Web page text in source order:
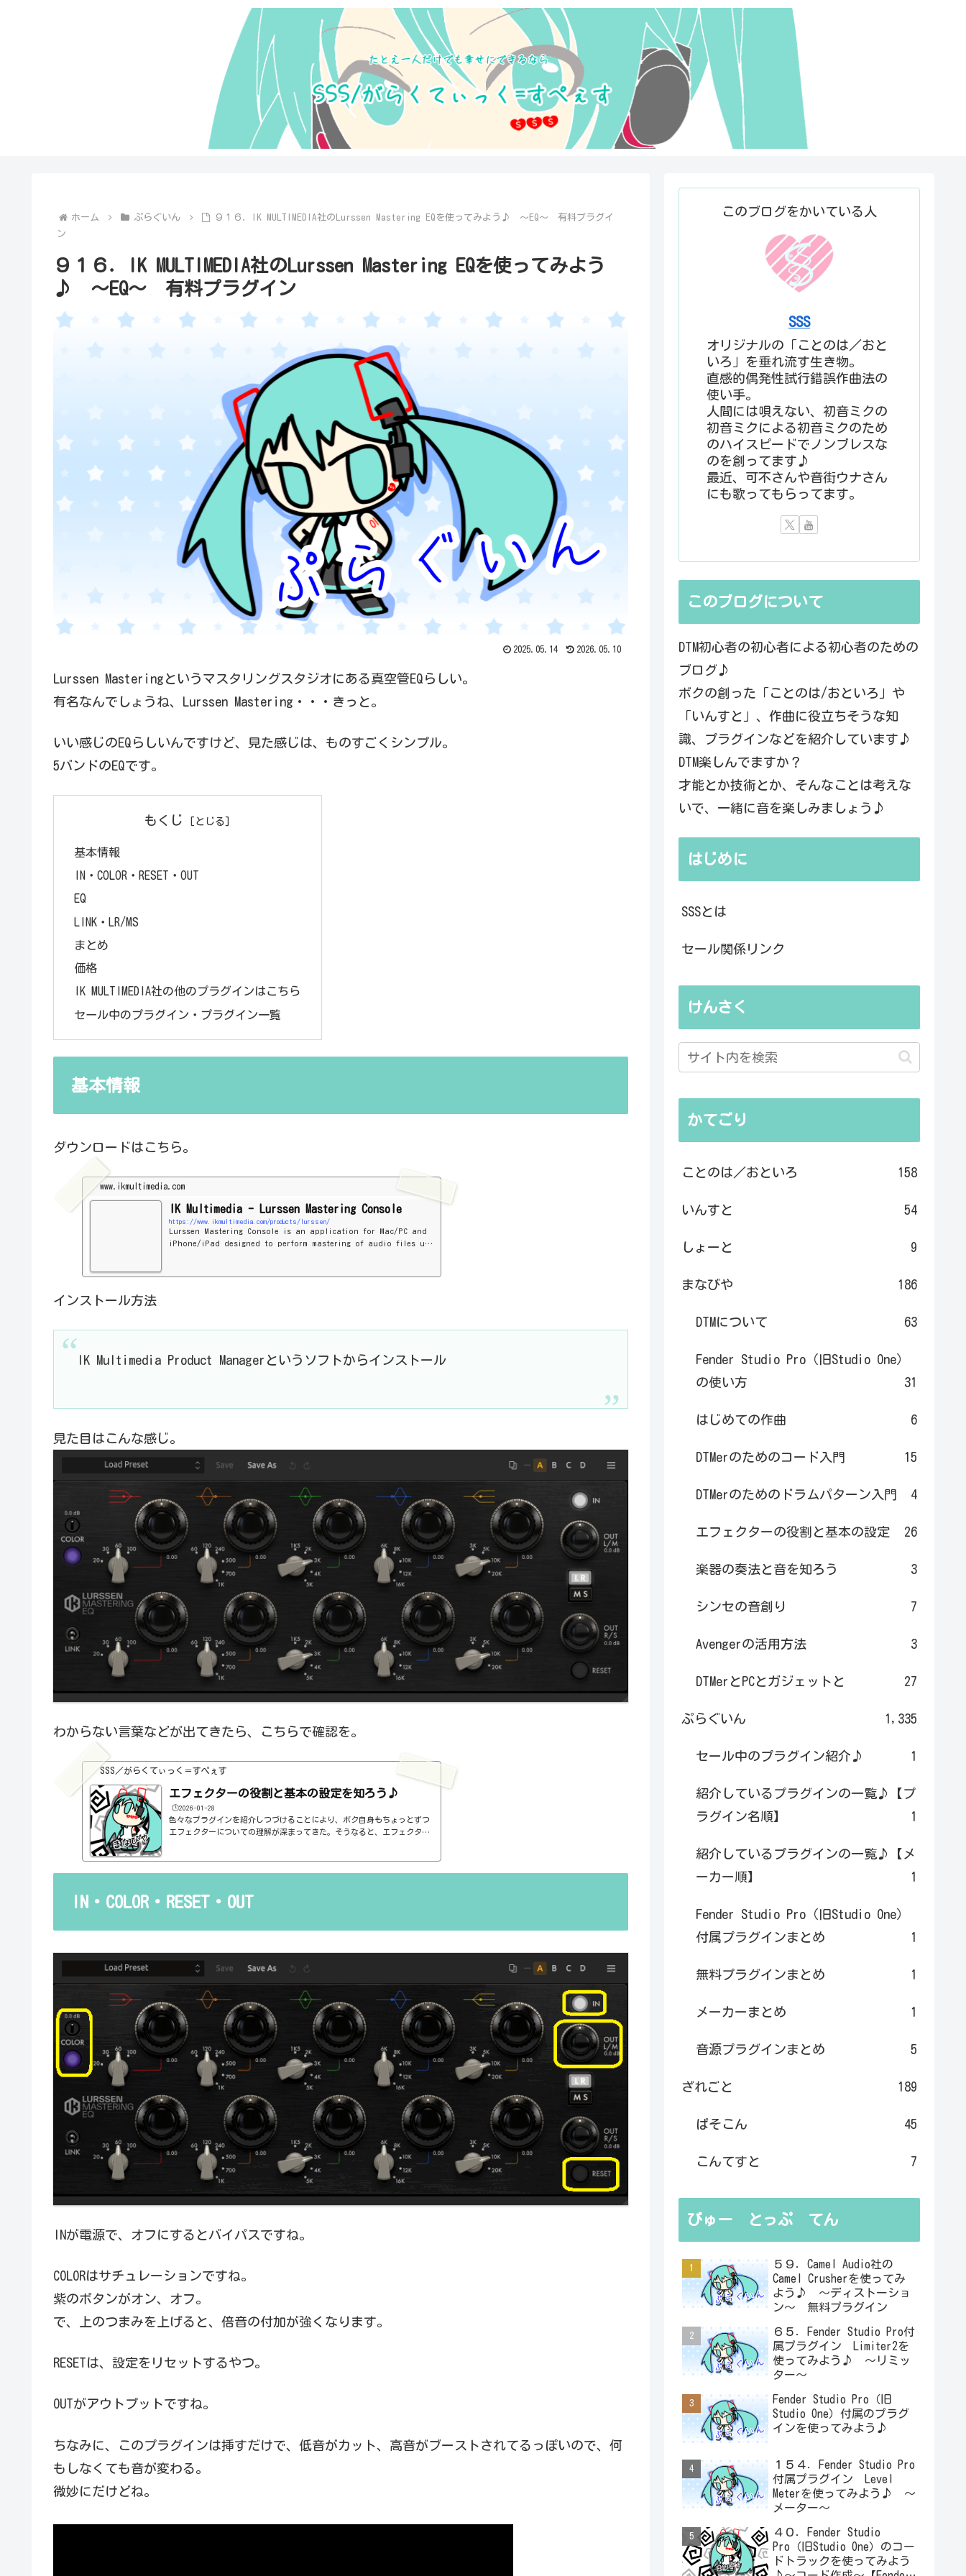
ホーム ぷらぐいん
９１６．IK MULTIMEDIA社のLurssen Mastering EQを使ってみよう♪ ～EQ～ 有料プラグイ
ン
９１６．IK MULTIMEDIA社のLurssen Mastering EQを使ってみよう
♪ ～EQ～ 有料プラグイン
2025.05.14 2026.05.10
Lurssen Masteringというマスタリングスタジオにある真空管EQらしい。
有名なんでしょうね、Lurssen Mastering・・・きっと。
いい感じのEQらしいんですけど、見た感じは、ものすごくシンプル。
5バンドのEQです。
もくじ
基本情報
IN・COLOR・RESET・OUT
EQ
LINK・LR/MS
まとめ
価格
IK MULTIMEDIA社の他のプラグインはこちら
セール中のプラグイン・プラグイン一覧
基本情報
ダウンロードはこちら。
www.ikmultimedia.com
IK Multimedia - Lurssen Mastering Console
https://www.ikmultimedia.com/products/lurssen/
Lurssen Mastering Console is an application for Mac/PC and
iPhone/iPad designed to perform mastering of audio files usi
インストール方法
IK Multimedia Product Managerというソフトからインストール
見た目はこんな感じ。
わからない言葉などが出てきたら、こちらで確認を。
SSS／がらくてぃっく＝すぺぇす
エフェクターの役割と基本の設定を知ろう♪
🕒️2026-01-28
色々なプラグインを紹介しつづけることにより、ボク自身もちょっとずつ
エフェクターについての理解が深まってきた。そうなると、エフェクター
説明を毎回書くのも、それはそれで面倒くさい、・・・情報過多で、見に
くいですよね。ということで、基本的な...
IN・COLOR・RESET・OUT
INが電源で、オフにするとバイパスですね。
COLORはサチュレーションですね。
紫のボタンがオン、オフ。
で、上のつまみを上げると、倍音の付加が強くなります。
RESETは、設定をリセットするやつ。
OUTがアウトプットですね。
ちなみに、このプラグインは挿すだけで、低音がカット、高音がブーストされてるっぽいので、何
もしなくても音が変わる。
微妙にだけどね。
このブログをかいている人
SSS
オリジナルの「ことのは／おと
いろ」を垂れ流す生き物。
直感的偶発性試行錯誤作曲法の
使い手。
人間には唄えない、初音ミクの
初音ミクによる初音ミクのため
のハイスピードでノンブレスな
のを創ってます♪
最近、可不さんや音街ウナさん
にも歌ってもらってます。
このブログについて
DTM初心者の初心者による初心者のための
ブログ♪
ボクの創った「ことのは/おといろ」や
「いんすと」、作曲に役立ちそうな知
識、プラグインなどを紹介しています♪
DTM楽しんでますか？
才能とか技術とか、そんなことは考えな
いで、一緒に音を楽しみましょう♪
はじめに
SSSとは
セール関係リンク
けんさく
かてごり
ことのは／おといろ 158
いんすと 54
しょーと 9
まなびや 186
DTMについて 63
Fender Studio Pro（旧Studio One）
の使い方
31
はじめての作曲 6
DTMerのためのコード入門 15
DTMerのためのドラムパターン入門 4
エフェクターの役割と基本の設定 26
楽器の奏法と音を知ろう 3
シンセの音創り 7
Avengerの活用方法 3
DTMerとPCとガジェットと 27
ぷらぐいん 1,335
セール中のプラグイン紹介♪ 1
紹介しているプラグインの一覧♪【プ
ラグイン名順】
1
紹介しているプラグインの一覧♪【メ
ーカー順】
1
Fender Studio Pro（旧Studio One）
付属プラグインまとめ
1
無料プラグインまとめ 1
メーカーまとめ 1
音源プラグインまとめ 5
ざれごと 189
ぱそこん 45
こんてすと 7
びゅー とっぷ てん
５９．Camel Audio社の
Camel Crusherを使ってみ
よう♪ ～ディストーショ
ン～ 無料プラグイン
６５．Fender Studio Pro付
属プラグイン Limiter2を
使ってみよう♪ ～リミッ
ター～
Fender Studio Pro（旧
Studio One）付属のプラグ
インを使ってみよう♪
１５４．Fender Studio Pro
付属プラグイン Level
Meterを使ってみよう♪ ～
メーター～
４０．Fender Studio
Pro（旧Studio One）のコー
ドトラックを使ってみよう